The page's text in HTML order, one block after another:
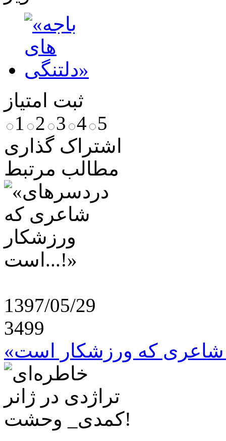
ثبت امتیاز
1
2 3 4 5
اشتراک گذاری
مطالب مرتبط
1397/05/29
3499